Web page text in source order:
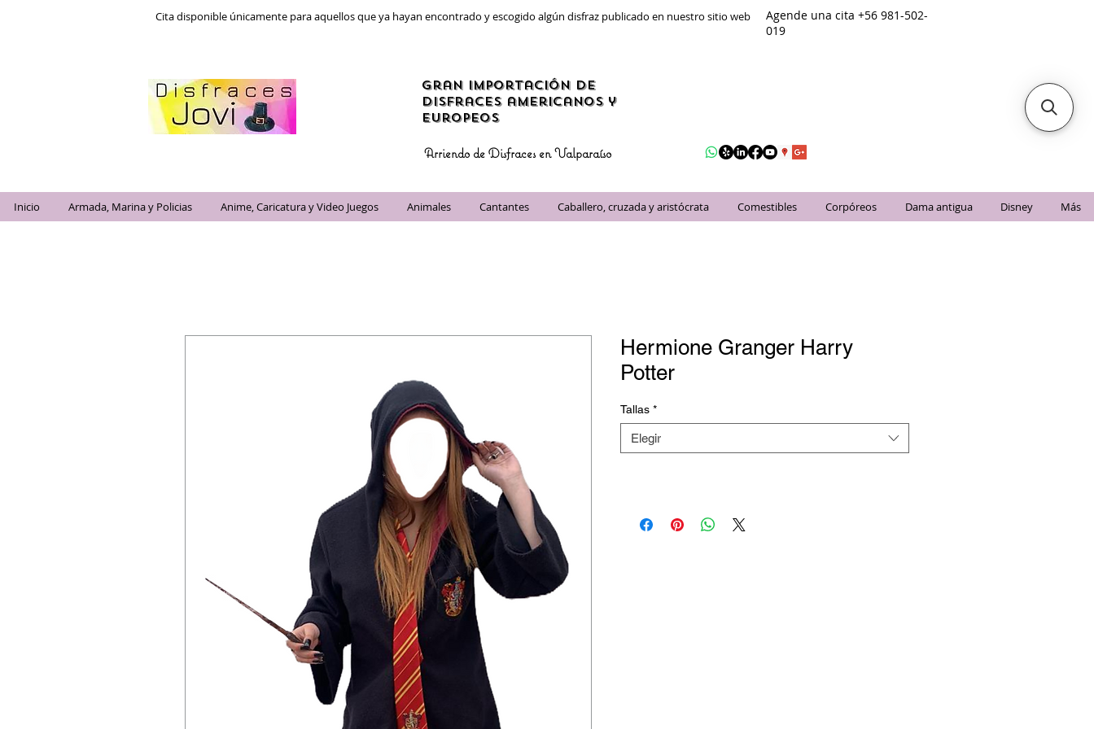
Cita disponible únicamente para aquellos que ya hayan encontrado y escogido algún disfraz publicado en nuestro sitio web
Agende una cita +56 981-502-
019
gran importación de
disfraces americanos y
Europeos
Arriendo de Disfraces en Valparaíso
Inicio Armada, Marina y Policias Anime, Caricatura y Video Juegos Animales Cantantes Caballero, cruzada y aristócrata Comestibles Corpóreos Dama antigua Disney Más
Hermione Granger Harry
Potter
Tallas *
Elegir